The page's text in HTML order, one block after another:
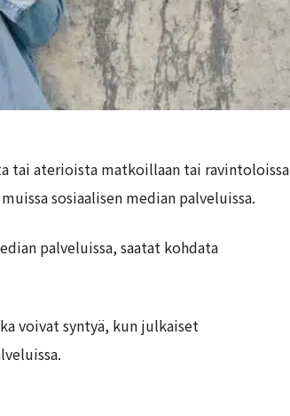
tai aterioista matkoillaan tai ravintoloissa
sosiaalisen median palveluissa.
palveluissa, saatat kohdata
voivat syntyä, kun julkaiset